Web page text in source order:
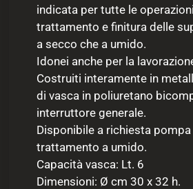
indicata per tutte le
trattamento e finitura delle
a secco che a umido.
Idonei anche per la
Costruiti interamente in
di vasca in poliuretano
interruttore generale.
Disponibile a richiesta
trattamento a umido.
Capacità vasca: Lt. 6
Dimensioni: Ø cm 30 x 32 h.